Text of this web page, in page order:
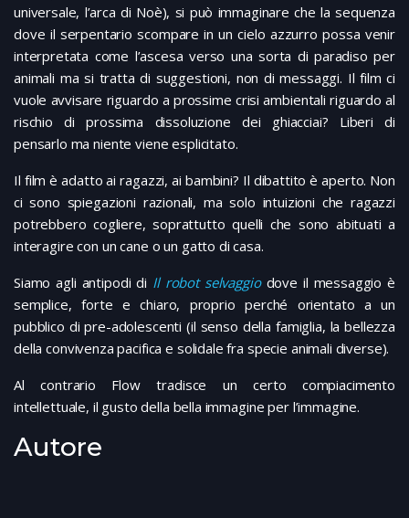
universale, l’arca di Noè), si può immaginare che la sequenza
dove il serpentario scompare in un cielo azzurro possa venir
interpretata come l’ascesa verso una sorta di paradiso per
animali ma si tratta di suggestioni, non di messaggi. Il film ci
vuole avvisare riguardo a prossime crisi ambientali riguardo al
rischio di prossima dissoluzione dei ghiacciai? Liberi di
pensarlo ma niente viene esplicitato.
Il film è adatto ai ragazzi, ai bambini? Il dibattito è aperto. Non
ci sono spiegazioni razionali, ma solo intuizioni che ragazzi
potrebbero cogliere, soprattutto quelli che sono abituati a
interagire con un cane o un gatto di casa.
Siamo agli antipodi di Il robot selvaggio dove il messaggio è
semplice, forte e chiaro, proprio perché orientato a un
pubblico di pre-adolescenti (il senso della famiglia, la bellezza
della convivenza pacifica e solidale fra specie animali diverse).
Al contrario Flow tradisce un certo compiacimento
intellettuale, il gusto della bella immagine per l’immagine.
Autore